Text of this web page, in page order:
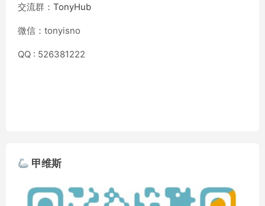
交流群： TonyHub
微信：tonyisno
QQ : 526381222
甲维斯